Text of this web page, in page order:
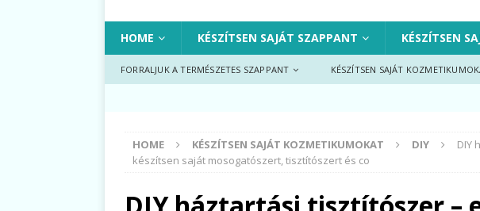
HOME KÉSZÍTSEN SAJÁT SZAPPANT KÉSZÍTSEN
FORRALJUK A TERMÉSZETES SZAPPANT KÉSZÍTSEN SAJÁT
HOME KÉSZÍTSEN SAJÁT KOZMETIKUMOKAT DIY
DIY
készítsen saját mosogatószert, tisztítószert és co